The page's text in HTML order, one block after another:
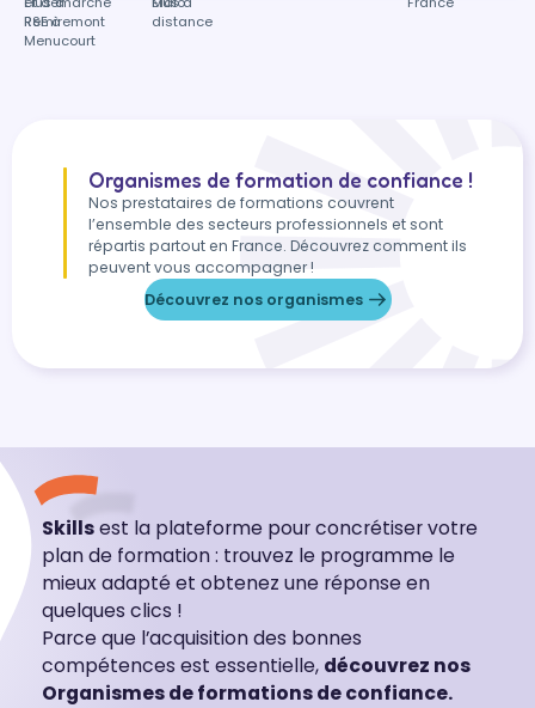
Remiremont
distance
RSE à
Menucourt
Organismes de formation de confiance !
Nos prestataires de formations couvrent
l’ensemble des secteurs professionnels et sont
répartis partout en France. Découvrez comment ils
peuvent vous accompagner !
Découvrez nos organismes
Skillsest la plateforme pour concrétiser votre
plan de formation : trouvez le programme le
mieux adapté et obtenez une réponse en
quelques clics !
Parce que l’acquisition des bonnes
compétences est essentielle, découvrez nos
Organismes de formations de confiance.